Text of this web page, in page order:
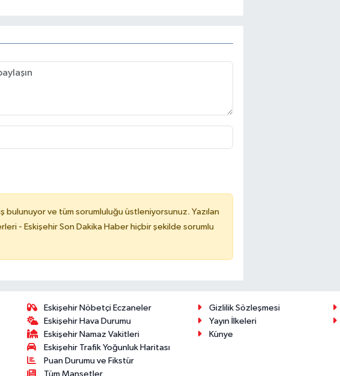
bulunuyor ve tüm sorumluluğu üstleniyorsunuz. Yazılan
- Eskişehir Son Dakika Haber hiçbir şekilde sorumlu
Eskişehir Nöbetçi Eczaneler
Eskişehir Hava Durumu
Eskişehir Namaz Vakitleri
Eskişehir Trafik Yoğunluk Haritası
Puan Durumu ve Fikstür
Tüm Manşetler
Gizlilik Sözleşmesi
Yayın İlkeleri
Künye